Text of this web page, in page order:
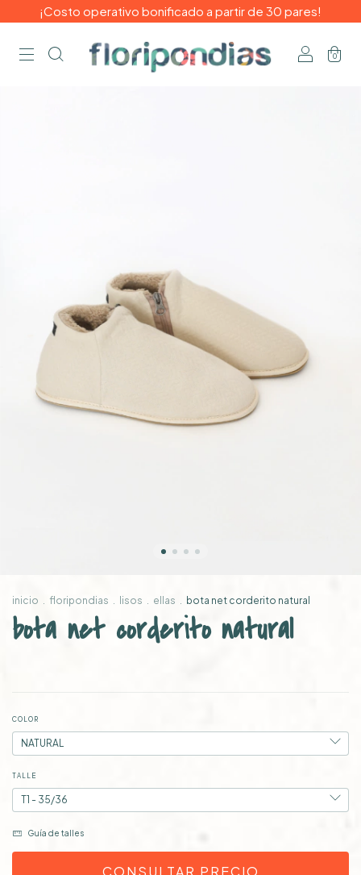
¡Costo operativo bonificado a partir de 30 pares!
0
inicio floripondias lisos ellas bota net corderito natural
bota net corderito natural
COLOR
TALLE
Guía de talles